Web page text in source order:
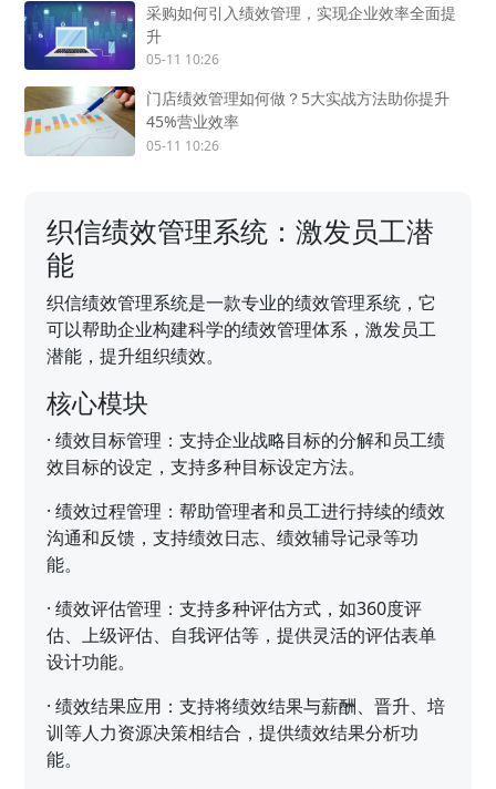
采购如何引入绩效管理，实现企业效率全面提
升
05-11 10:26
门店绩效管理如何做？5大实战方法助你提升
45%营业效率
05-11 10:26
织信绩效管理系统：激发员工潜
能
织信绩效管理系统是一款专业的绩效管理系统，它
可以帮助企业构建科学的绩效管理体系，激发员工
潜能，提升组织绩效。
核心模块
·绩效目标管理：支持企业战略目标的分解和员工绩
效目标的设定，支持多种目标设定方法。
·绩效过程管理：帮助管理者和员工进行持续的绩效
沟通和反馈，支持绩效日志、绩效辅导记录等功
能。
·绩效评估管理：支持多种评估方式，如360度评
估、上级评估、自我评估等，提供灵活的评估表单
设计功能。
·绩效结果应用：支持将绩效结果与薪酬、晋升、培
训等人力资源决策相结合，提供绩效结果分析功
能。